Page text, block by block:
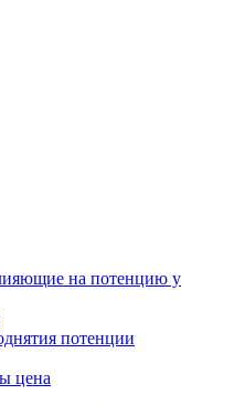
на потенцию у
потенции
цена